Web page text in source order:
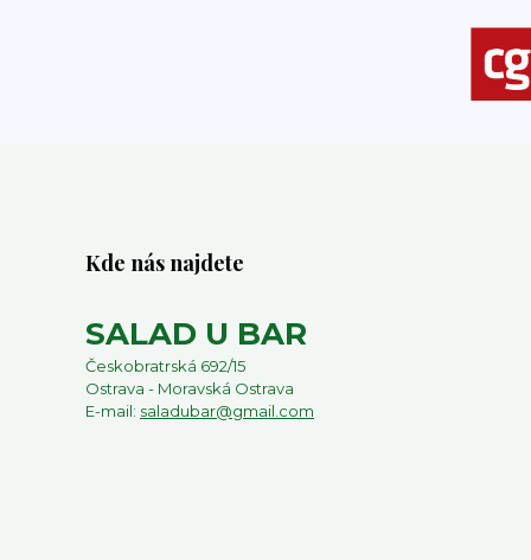
Kde nás najdete
SALAD U BAR
Českobratrská 692/15
Ostrava - Moravská Ostrava
E-mail: saladubar@gmail.com